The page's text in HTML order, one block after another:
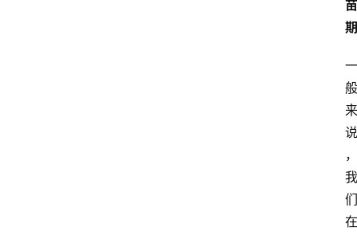
苗
期
一
般
来
说
，
我
们
在